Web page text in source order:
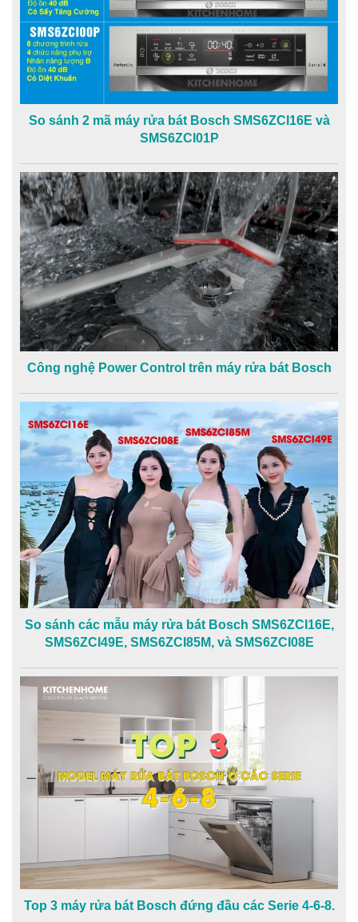
So sánh 2 mã máy rửa bát Bosch SMS6ZCI16E và
SMS6ZCI01P
Công nghệ Power Control trên máy rửa bát Bosch
So sánh các mẫu máy rửa bát Bosch SMS6ZCI16E,
SMS6ZCI49E, SMS6ZCI85M, và SMS6ZCI08E
Top 3 máy rửa bát Bosch đứng đầu các Serie 4-6-8.